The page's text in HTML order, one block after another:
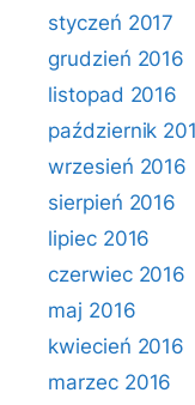
styczeń 2017
grudzień 2016
listopad 2016
październik
wrzesień 2016
sierpień 2016
lipiec 2016
czerwiec 2016
maj 2016
kwiecień 2016
marzec 2016